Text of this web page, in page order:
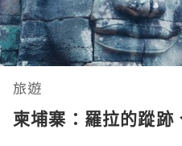
旅遊
柬埔寨：羅拉的蹤跡